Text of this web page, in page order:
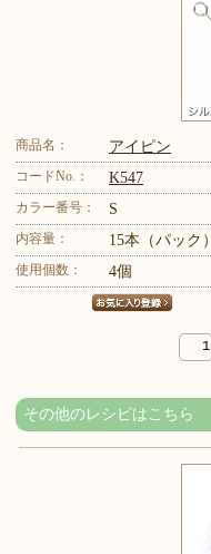
商品名： アイピン
コードNo.： K547
カラー番号： S
内容量： 15本（パック）
使用個数： 4個
その他のレシピはこちら